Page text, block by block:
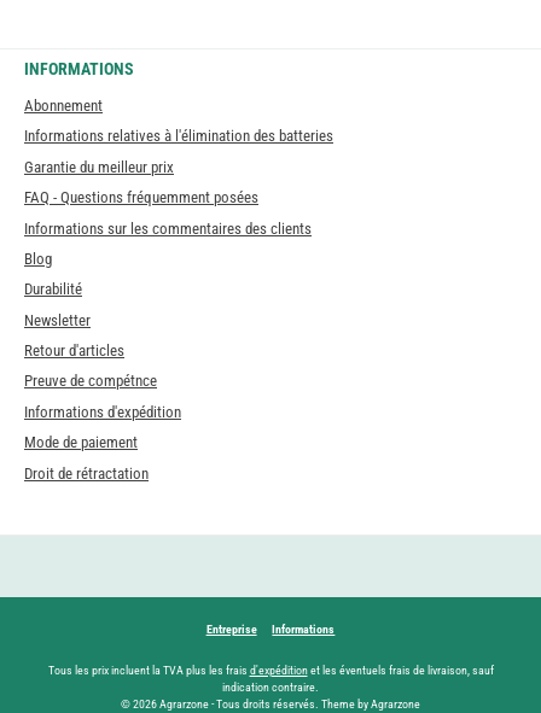
INFORMATIONS
Abonnement
Informations relatives à l'élimination des batteries
Garantie du meilleur prix
FAQ - Questions fréquemment posées
Informations sur les commentaires des clients
Blog
Durabilité
Newsletter
Retour d'articles
Preuve de compétnce
Informations d'expédition
Mode de paiement
Droit de rétractation
Entreprise Informations
Tous les prix incluent la TVA plus les frais d'expéditionet les éventuels frais de livraison, sauf
indication contraire.
© 2026 Agrarzone - Tous droits réservés. Theme by Agrarzone